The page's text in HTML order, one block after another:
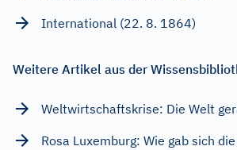
International (22. 8. 1864)
Weitere Artikel aus der
Weltwirtschaftskrise: Die Welt
Rosa Luxemburg: Wie gab sich